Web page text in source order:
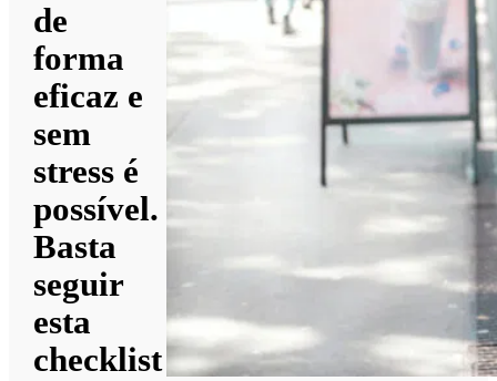
de
forma
eficaz e
sem
stress é
possível.
Basta
seguir
esta
checklist